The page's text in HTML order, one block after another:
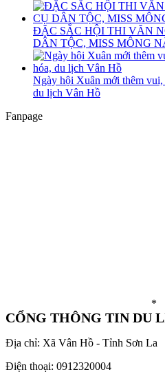
ĐẶC SẮC HỘI THI VĂN
DÂN TỘC, MISS MÔNG
Ngày hội Xuân mới thêm vui,
du lịch Vân Hồ
Fanpage
*
CỔNG THÔNG TIN DU
Địa chỉ: Xã Vân Hồ - Tỉnh Sơn La
Điện thoại: 0912320004